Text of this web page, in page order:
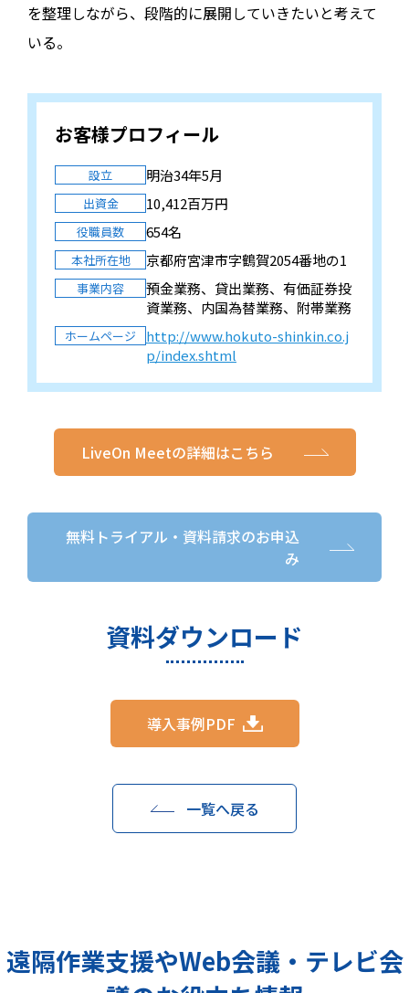
を整理しながら、段階的に展開していきたいと考えて
いる。
お客様プロフィール
設立 明治34年5月
出資金 10,412百万円
役職員数 654名
本社所在地 京都府宮津市字鶴賀2054番地の1
事業内容
預金業務、貸出業務、有価証券投
資業務、内国為替業務、附帯業務
ホームページ
http://www.hokuto-shinkin.co.j
p/index.shtml
LiveOn Meetの詳細はこちら
無料トライアル・資料請求のお申込
み
資料ダウンロード
導入事例PDF
一覧へ戻る
遠隔作業支援やWeb会議・テレビ会